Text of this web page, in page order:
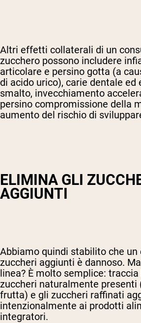
Altri effetti collaterali di un
zucchero possono includere
articolare e persino gotta (a
di acido urico), carie dentale ed
smalto, invecchiamento
persino compromissione della
aumento del rischio di
ELIMINA GLI
AGGIUNTI
Abbiamo quindi stabilito che un
zuccheri aggiunti è dannoso.
linea? È molto semplice:
zuccheri naturalmente presenti
frutta) e gli zuccheri raffinati
intenzionalmente ai prodotti
integratori.